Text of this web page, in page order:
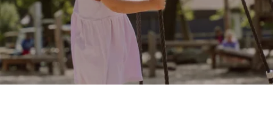
Omgeving
Ontdekken